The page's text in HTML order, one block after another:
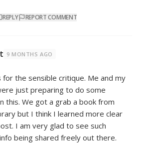
REPLY REPORT COMMENT
9 MONTHS AGO
for the sensible critique. Me and my
just preparing to do some
this. We got a grab a book from
but I think I learned more clear
I am very glad to see such
being shared freely out there.